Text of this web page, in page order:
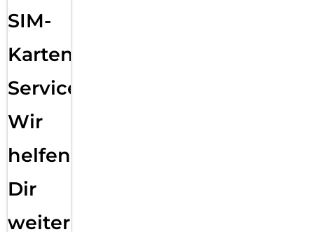
SIM-
Karten
Service:
Wir
helfen
Dir
weiter